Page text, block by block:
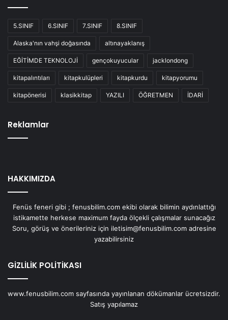
5.SINIF 6.SINIF 7.SINIF 8.SINIF
Alaska'nın vahşi doğasında altınayaklanış
EĞİTİMDE TEKNOLOJİ gençokuyucular jacklondong
kitapalıntıları kitapkulüpleri kitapkurdu kitapyorumu
kitapönerisi klasikkitap YAZILI ÖĞRETMEN İDARİ
Reklamlar
HAKKIMIZDA
Fenüs feneri gibi ; fenusbilim.com ekibi olarak bilimin aydınlattığı
istikamette herkese maximum fayda ölçekli çalışmalar sunacağız
Soru, görüş ve önerileriniz için iletisim@fenusbilim.com adresine
yazabilirsiniz
GİZLİLİK POLİTİKASI
www.fenusbilim.com sayfasında yayınlanan dökümanlar ücretsizdir.
Satış yapılamaz